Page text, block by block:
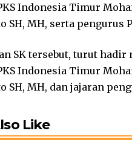
Indonesia Timur
SH, MH, serta pengurus
SK tersebut, turut
Indonesia Timur
SH, MH, dan jajaran
Like